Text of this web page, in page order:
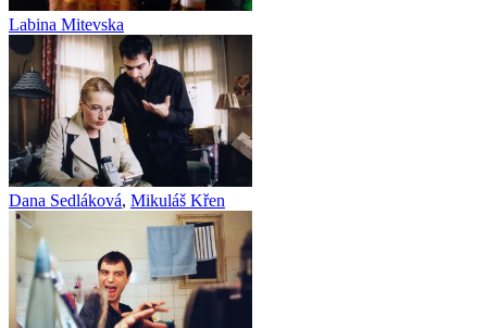
Labina Mitevska
Dana Sedláková, Mikuláš Křen